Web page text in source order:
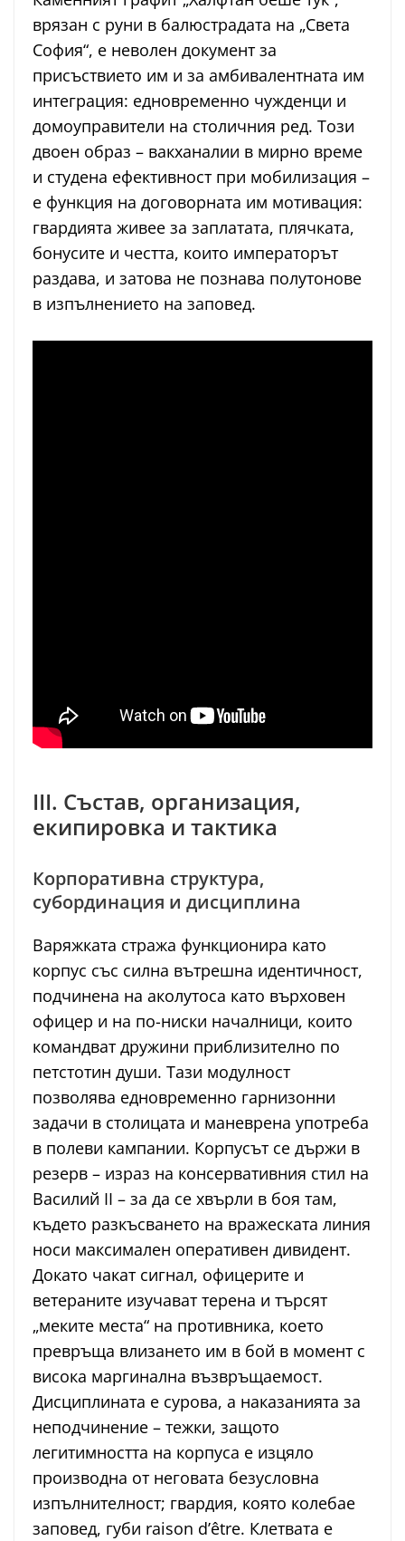
врязан с руни в балюстрадата на „Света
София“, е неволен документ за
присъствието им и за амбивалентната им
интеграция: едновременно чужденци и
домоуправители на столичния ред. Този
двоен образ – вакханалии в мирно време
и студена ефективност при мобилизация –
е функция на договорната им мотивация:
гвардията живее за заплатата, плячката,
бонусите и честта, които императорът
раздава, и затова не познава полутонове
в изпълнението на заповед.
III. Състав, организация,
екипировка и тактика
Корпоративна структура,
субординация и дисциплина
Варяжката стража функционира като
корпус със силна вътрешна идентичност,
подчинена на аколутоса като върховен
офицер и на по-ниски началници, които
командват дружини приблизително по
петстотин души. Тази модулност
позволява едновременно гарнизонни
задачи в столицата и маневрена употреба
в полеви кампании. Корпусът се държи в
резерв – израз на консервативния стил на
Василий II – за да се хвърли в боя там,
където разкъсването на вражеската линия
носи максимален оперативен дивидент.
Докато чакат сигнал, офицерите и
ветераните изучават терена и търсят
„меките места“ на противника, което
превръща влизането им в бой в момент с
висока маргинална възвръщаемост.
Дисциплината е сурова, а наказанията за
неподчинение – тежки, защото
легитимността на корпуса е изцяло
производна от неговата безусловна
изпълнителност; гвардия, която колебае
заповед, губи raison d’être. Клетвата е